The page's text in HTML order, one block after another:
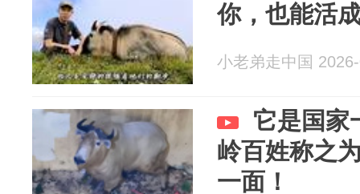
你，也能活
小老弟走中国
它是国家
岭百姓称之
一面！